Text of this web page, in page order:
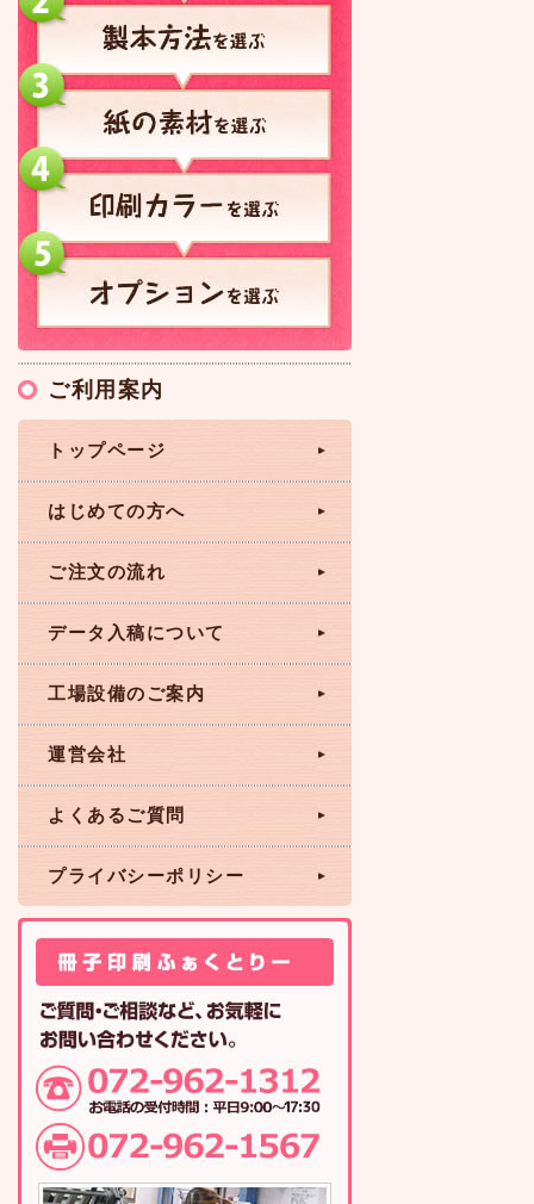
ご利用案内
トップページ
はじめての方へ
ご注文の流れ
データ入稿について
工場設備のご案内
運営会社
よくあるご質問
プライバシーポリシー